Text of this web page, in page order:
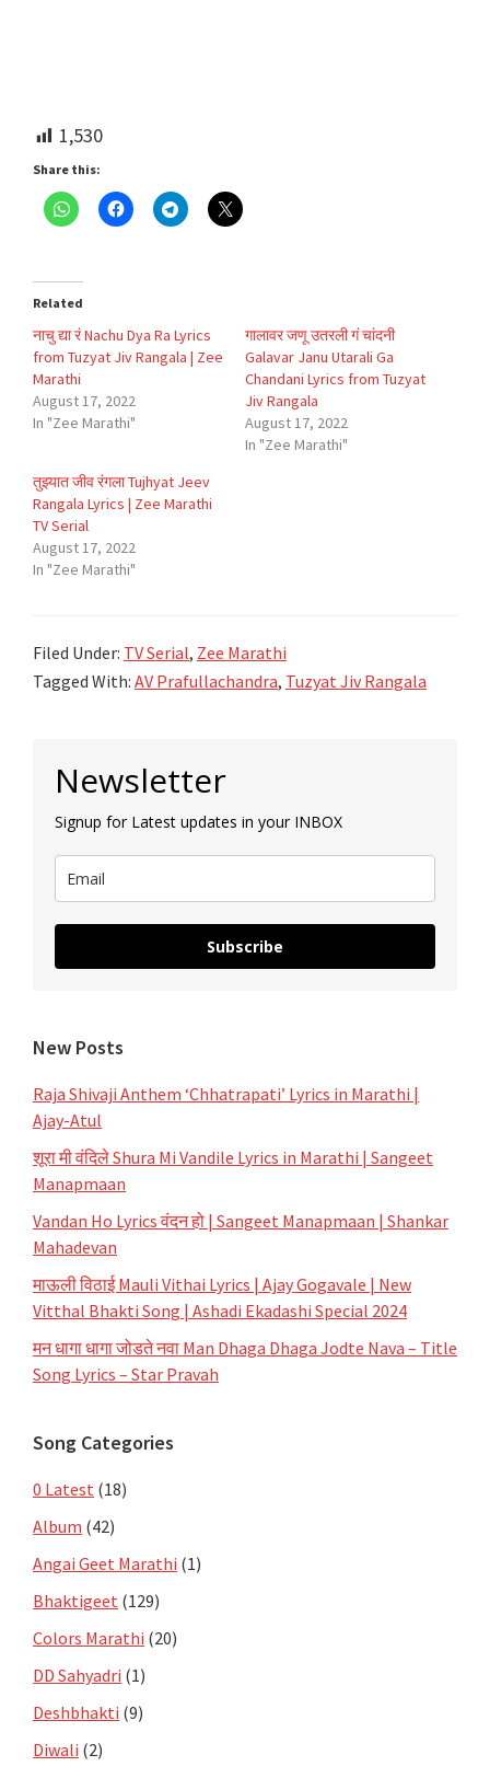
1,530
Share this:
Related
नाचु द्या रं Nachu Dya Ra Lyrics
from Tuzyat Jiv Rangala | Zee
Marathi
August 17, 2022
In "Zee Marathi"
गालावर जणू उतरली गं चांदनी
Galavar Janu Utarali Ga
Chandani Lyrics from Tuzyat
Jiv Rangala
August 17, 2022
In "Zee Marathi"
तुझ्यात जीव रंगला Tujhyat Jeev
Rangala Lyrics | Zee Marathi
TV Serial
August 17, 2022
In "Zee Marathi"
Filed Under: TV Serial, Zee Marathi
Tagged With: AV Prafullachandra, Tuzyat Jiv Rangala
Sidebar
Newsletter
Signup for Latest updates in your INBOX
Subscribe
New Posts
Raja Shivaji Anthem ‘Chhatrapati’ Lyrics in Marathi |
Ajay-Atul
शूरा मी वंदिले Shura Mi Vandile Lyrics in Marathi | Sangeet
Manapmaan
Vandan Ho Lyrics वंदन हो | Sangeet Manapmaan | Shankar
Mahadevan
माऊली विठाई Mauli Vithai Lyrics | Ajay Gogavale | New
Vitthal Bhakti Song | Ashadi Ekadashi Special 2024
मन धागा धागा जोडते नवा Man Dhaga Dhaga Jodte Nava – Title
Song Lyrics – Star Pravah
Song Categories
0 Latest (18)
Album (42)
Angai Geet Marathi (1)
Bhaktigeet (129)
Colors Marathi (20)
DD Sahyadri (1)
Deshbhakti (9)
Diwali (2)